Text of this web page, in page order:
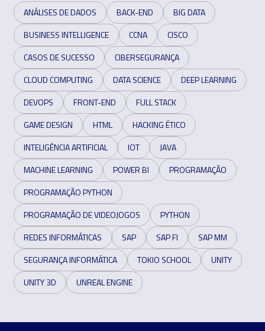
ANÁLISES DE DADOS BACK-END
BIG DATA
BUSINESS INTELLIGENCE
CCNA
CISCO
CASOS DE SUCESSO
CIBERSEGURANÇA
CLOUD COMPUTING
DATA SCIENCE
DEEP LEARNING
DEVOPS
FRONT-END
FULL STACK
GAME DESIGN
HTML
HACKING ÉTICO
INTELIGÊNCIA ARTIFICIAL
IOT
JAVA
MACHINE LEARNING
POWER BI
PROGRAMAÇÃO
PROGRAMAÇÃO PYTHON
PROGRAMAÇÃO DE VIDEOJOGOS
PYTHON
REDES INFORMÁTICAS
SAP SAP FI
SAP MM
SEGURANÇA INFORMÁTICA
TOKIO SCHOOL
UNITY
UNITY 3D
UNREAL ENGINE